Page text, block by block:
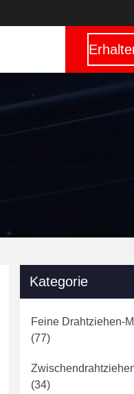
Kategorie
Feine Drahtziehen-
(77)
(34)